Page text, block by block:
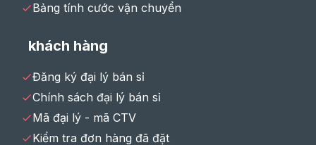
Bảng tính cước vận chuyển
khách hàng
Đăng ký đại lý bán sỉ
Chính sách đại lý bán sỉ
Mã đại lý - mã CTV
Kiểm tra đơn hàng đã đặt